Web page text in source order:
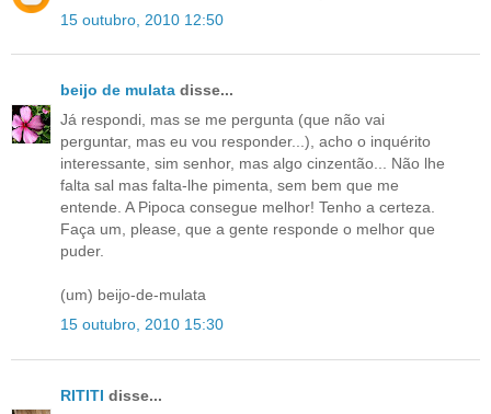
15 outubro, 2010 12:50
beijo de mulata disse...
Já respondi, mas se me pergunta (que não vai
perguntar, mas eu vou responder...), acho o inquérito
interessante, sim senhor, mas algo cinzentão... Não lhe
falta sal mas falta-lhe pimenta, sem bem que me
entende. A Pipoca consegue melhor! Tenho a certeza.
Faça um, please, que a gente responde o melhor que
puder.
(um) beijo-de-mulata
15 outubro, 2010 15:30
RITITI disse...